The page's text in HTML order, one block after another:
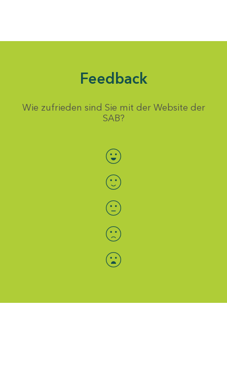
Feedback
Wie zufrieden sind Sie mit der Website der
SAB?
Bewertung auswählen